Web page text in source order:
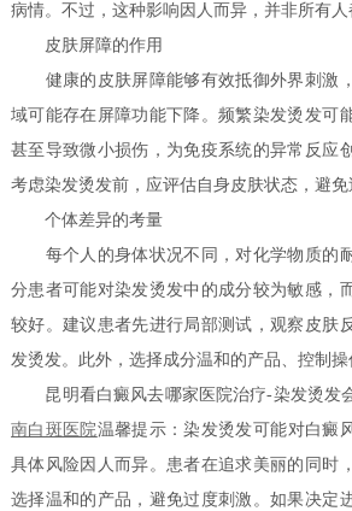
病情。不过，这种影响因人而异，并非所有人
皮肤屏障的作用
健康的皮肤屏障能够有效抵御外界刺激
域可能存在屏障功能下降。频繁染发烫发可
甚至导致微小损伤，为免疫系统的异常反应
考虑染发烫发前，应评估自身皮肤状态，避免
个体差异的考量
每个人的身体状况不同，对化学物质的
分患者可能对染发烫发中的成分较为敏感，
较好。建议患者先进行局部测试，观察皮肤
发烫发。此外，选择成分温和的产品、控制操
昆明看白癜风去哪家医院治疗-染发烫发
南白斑医院温馨提示：染发烫发可能对白癜
具体风险因人而异。患者在追求美丽的同时
选择温和的产品，避免过度刺激。如果决定